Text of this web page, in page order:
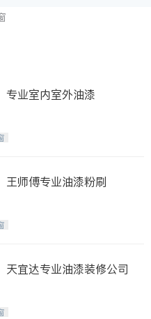
师
Maple
Ajax
Falls
King
专业室内室外油漆
王师傅专业油漆粉刷
天宜达专业油漆装修公司